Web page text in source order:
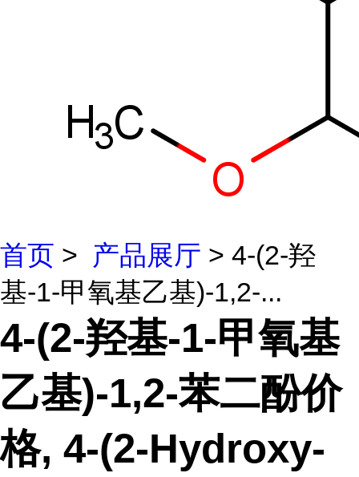
首页 > 产品展厅 > 4-(2-羟
基-1-甲氧基乙基)-1,2-...
4-(2-羟基-1-甲氧基
乙基)-1,2-苯二酚价
格, 4-(2-Hydroxy-